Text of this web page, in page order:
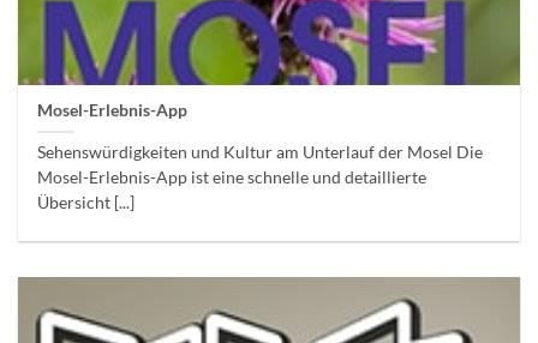
Mosel-Erlebnis-App
Sehenswürdigkeiten und Kultur am Unterlauf der Mosel Die
Mosel-Erlebnis-App ist eine schnelle und detaillierte
Übersicht [...]